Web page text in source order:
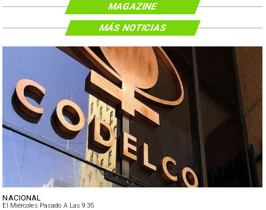
MAGAZINE
NACIONAL
El Miércoles Pasado A Las 9:35
MÁS NOTICIAS